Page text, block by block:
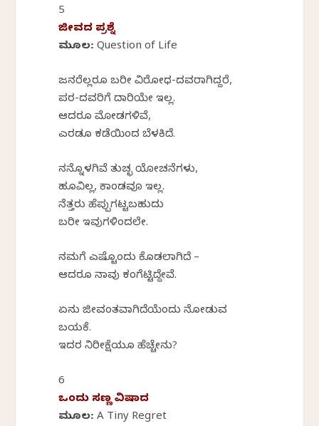
5
ಜೀವದ ಪ್ರಶ್ನೆ
ಮೂಲ: Question of Life
ಜನರೆಲ್ಲರೂ ಬರೀ ವಿರೋಧ-ದವರಾಗಿದ್ದರೆ,
ಪರ-ದವರಿಗೆ ದಾರಿಯೇ ಇಲ್ಲ.
ಆದರೂ ಮೋಡಗಳಿವೆ,
ಎರಡೂ ಕಡೆಯಿಂದ ಬೆಳಕಿದೆ.
ನನ್ನೊಳಗಿವೆ ತುಚ್ಛ ಯೋಚನೆಗಳು,
ಹೂವಿಲ್ಲ, ಕಾಂಡವೂ ಇಲ್ಲ.
ನೆತ್ತರು ಹೆಪ್ಪುಗಟ್ಟಬಹುದು
ಬರೀ ಇವುಗಳಿಂದಲೇ.
ನಮಗೆ ಎಷ್ಟೊಂದು ಕೊಡಲಾಗಿದೆ –
ಆದರೂ ನಾವು ಕಂಗೆಟ್ಟಿದ್ದೇವೆ.
ಏನು ಜೀವಂತವಾಗಿದೆಯೆಂದು ನೋಡುವ
ಬಯಕೆ.
ಇದರ ನಿರೀಕ್ಷೆಯೂ ಹೆಚ್ಚೇನು?
6
ಒಂದು ಸಣ್ಣ ವಿಷಾದ
ಮೂಲ: A Tiny Regret